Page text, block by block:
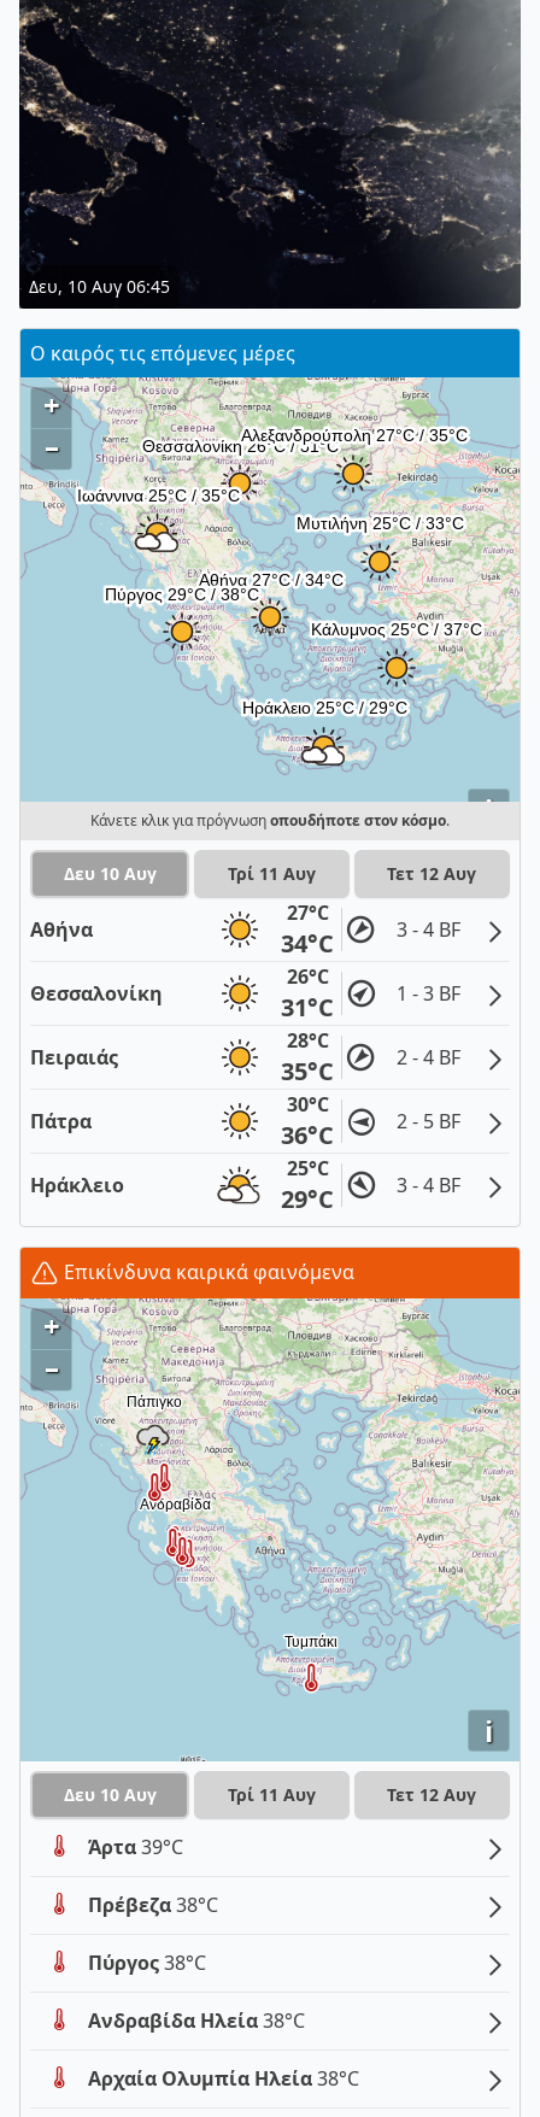
Δευ, 10 Αυγ 06:45
Ο καιρός τις επόμενες μέρες
i
+
–
Κάνετε κλικ για πρόγνωσηοπουδήποτε στον κόσμο.
Δευ 10 Αυγ Τρί 11 Αυγ Τετ 12 Αυγ
Αθήνα
27°C
34°C 3 - 4 BF
Θεσσαλονίκη
26°C
31°C 1 - 3 BF
Πειραιάς
28°C
35°C 2 - 4 BF
Πάτρα
30°C
36°C 2 - 5 BF
Ηράκλειο
25°C
29°C 3 - 4 BF
Επικίνδυνα καιρικά φαινόμενα
i
+
–
Δευ 10 Αυγ Τρί 11 Αυγ Τετ 12 Αυγ
Άρτα39°C
Πρέβεζα38°C
Πύργος38°C
Ανδραβίδα Ηλεία38°C
Αρχαία Ολυμπία Ηλεία38°C